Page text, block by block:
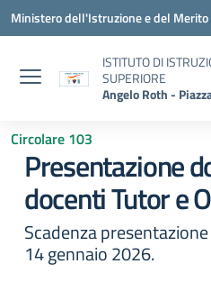
Vai ai contenuti
Vai al menu di navigazione
Vai al footer
Ministero dell'Istruzione e del Merito
ISTITUTO DI
SUPERIORE
Angelo Roth -
Circolare 103
Presentazione
docenti Tutor e
Scadenza
14 gennaio 2026.